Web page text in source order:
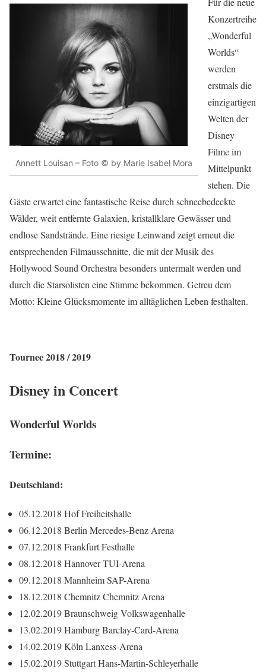
Annett Louisan – Foto © by Marie Isabel Mora
Konzertreihe
„Wonderful
Worlds“
werden
erstmals die
einzigartigen
Welten der
Disney
Filme im
Mittelpunkt
stehen. Die
Gäste erwartet eine fantastische Reise durch schneebedeckte
Wälder, weit entfernte Galaxien, kristallklare Gewässer und
endlose Sandstrände. Eine riesige Leinwand zeigt erneut die
entsprechenden Filmausschnitte, die mit der Musik des
Hollywood Sound Orchestra besonders untermalt werden und
durch die Starsolisten eine Stimme bekommen. Getreu dem
Motto: Kleine Glücksmomente im alltäglichen Leben festhalten.
Tournee 2018 / 2019
Disney in Concert
Wonderful Worlds
Termine:
Deutschland:
05.12.2018 Hof Freiheitshalle
06.12.2018 Berlin Mercedes-Benz Arena
07.12.2018 Frankfurt Festhalle
08.12.2018 Hannover TUI-Arena
09.12.2018 Mannheim SAP-Arena
18.12.2018 Chemnitz Chemnitz Arena
12.02.2019 Braunschweig Volkswagenhalle
13.02.2019 Hamburg Barclay-Card-Arena
14.02.2019 Köln Lanxess-Arena
15.02.2019 Stuttgart Hans-Martin-Schleyerhalle